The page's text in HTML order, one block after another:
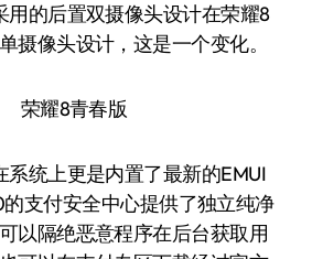
用的后置双摄像头设计在荣耀8
摄像头设计，这是一个变化。
统上更是内置了最新的EMUI
支付安全中心提供了独立纯净
以隔绝恶意程序在后台获取用